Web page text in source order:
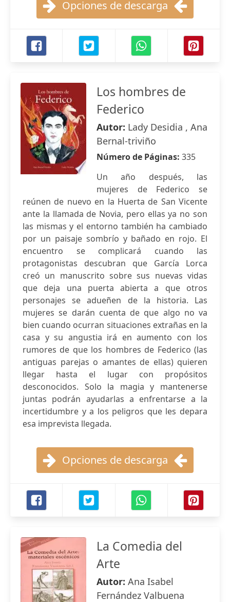
Opciones de descarga
Los hombres de
Federico
Autor: Lady Desidia , Ana
Bernal-triviño
Número de Páginas: 335
Un año después, las
mujeres de Federico se
reúnen de nuevo en la Huerta de San Vicente
ante la llamada de Novia, pero ellas ya no son
las mismas y el entorno también ha cambiado
por un paisaje sombrío y bañado en rojo. El
encuentro se complicará cuando las
protagonistas descubran que García Lorca
creó un manuscrito sobre sus nuevas vidas
que deja una puerta abierta a que otros
personajes se adueñen de la historia. Las
mujeres se darán cuenta de que algo no va
bien cuando ocurran situaciones extrañas en la
casa y su angustia irá en aumento con los
rumores de que los hombres de Federico (las
antiguas parejas o amantes de ellas) quieren
llegar hasta el lugar con propósitos
desconocidos. Solo la magia y mantenerse
juntas podrán ayudarlas a enfrentarse a la
incertidumbre y a los peligros que les depara
esa imprevista llegada.
Opciones de descarga
La Comedia del
Arte
Autor: Ana Isabel
Fernández Valbuena